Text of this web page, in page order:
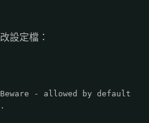
設定檔：
- allowed by default